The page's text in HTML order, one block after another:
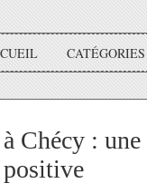
CATÉGORIES
Chécy : une
positive